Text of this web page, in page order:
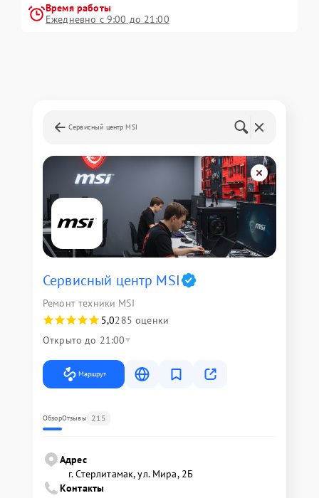
Время работы
Ежедневно с 9:00 до 21:00
Сервисный центр MSI
Сервисный центр MSI
Ремонт техники MSI
5,0285 оценки
Открыто до 21:00
Маршрут
ОбзорОтзывы 215
Адрес
г. Стерлитамак, ул. Мира, 2Б
Контакты